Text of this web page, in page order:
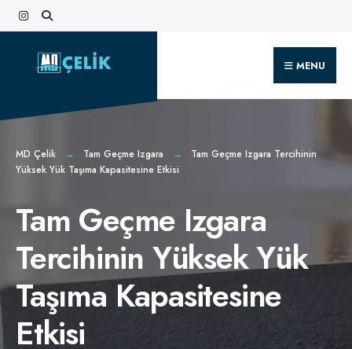
Skip
to
content
MENU
MD Çelik Tam Geçme Izgara
Tam Geçme Izgara Tercihinin
Yüksek Yük Taşıma Kapasitesine Etkisi
Tam Geçme Izgara
Tercihinin Yüksek Yük
Taşıma Kapasitesine
Etkisi
Search
for: